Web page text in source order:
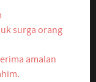
surga orang
amalan